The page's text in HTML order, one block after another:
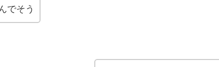
でそう